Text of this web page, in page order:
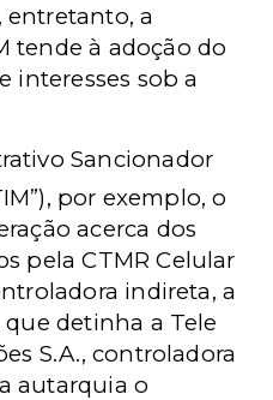
entretanto, a
tende à adoção do
interesses sob a
Sancionador
por exemplo, o
acerca dos
pela CTMR Celular
indireta, a
detinha a Tele
S.A., controladora
autarquia o